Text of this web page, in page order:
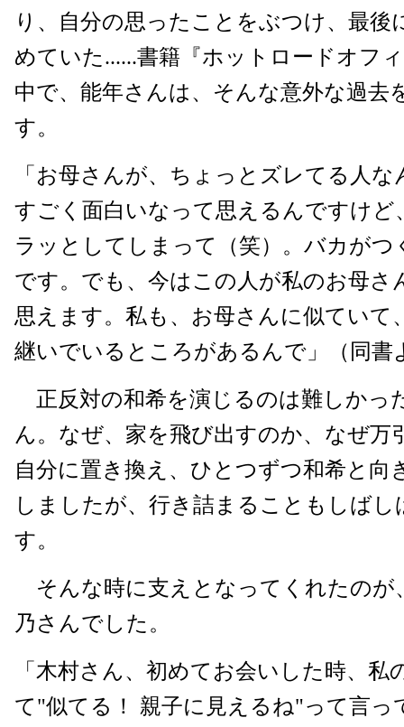
り、自分の思ったことをぶつけ、最後
めていた......書籍『ホットロードオフ
中で、能年さんは、そんな意外な過去
す。
「お母さんが、ちょっとズレてる人
すごく面白いなって思えるんですけど
ラッとしてしまって（笑）。バカがつ
です。でも、今はこの人が私のお母さ
思えます。私も、お母さんに似ていて
継いでいるところがあるんで」（同書
正反対の和希を演じるのは難しかっ
ん。なぜ、家を飛び出すのか、なぜ万
自分に置き換え、ひとつずつ和希と向
しましたが、行き詰まることもしば
す。
そんな時に支えとなってくれたのが
乃さんでした。
「木村さん、初めてお会いした時、私
て"似てる！ 親子に見えるね"って言っ